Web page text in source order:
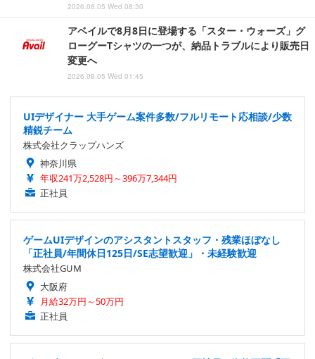
2026.08.05 Wed 08:30
アベイルで8月8日に登場する「スター・ウォーズ」グ
ローグーTシャツの一つが、納品トラブルにより販売日
変更へ
2026.08.05 Wed 01:45
UIデザイナー 大手ゲーム案件多数/フルリモート応相談/少数
精鋭チーム
株式会社クラップハンズ
神奈川県
年収241万2,528円～396万7,344円
正社員
ゲームUIデザインのアシスタントスタッフ・残業ほぼなし
「正社員/年間休日125日/SE志望歓迎」・未経験歓迎
株式会社GUM
大阪府
月給32万円～50万円
正社員